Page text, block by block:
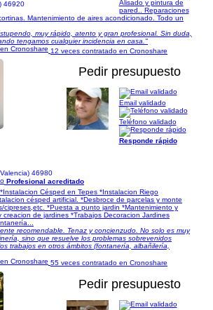
46920
Alisado y pintura de
pared.. Reparaciones
Mantenimiento de aires acondicionado. Todo un
muy rápido, atento y gran profesional. Sin duda,
tengamos cualquier incidencia en casa."
12 veces contratado en Cronoshare
Pedir presupuesto
46980
Email validado
Teléfono validado
Responde rápido
Profesional acreditado
Césped en Tepes *Instalacion Riego
césped artificial. *Desbroce de parcelas y monte
cipreses,etc. *Puesta a punto jardin *Mantenimiento y
creacion de jardines *Trabajos Decoracion Jardines
recomendable. Tenaz y concienzudo. No solo es muy
sino que resuelve los problemas sobrevenidos
trabajos en otros ámbitos (fontanería, albañilería,
55 veces contratado en Cronoshare
Pedir presupuesto